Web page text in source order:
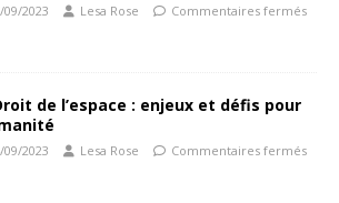
09/2023 Lesa Rose Commentaires fermés
de l’espace : enjeux et défis pour
09/2023 Lesa Rose Commentaires fermés